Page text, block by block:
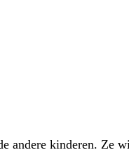
andere kinderen. Ze